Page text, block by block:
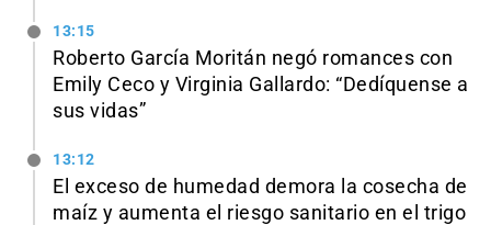
13:15
Roberto García Moritán negó romances con
Emily Ceco y Virginia Gallardo: “Dedíquense a
sus vidas”
13:12
El exceso de humedad demora la cosecha de
maíz y aumenta el riesgo sanitario en el trigo